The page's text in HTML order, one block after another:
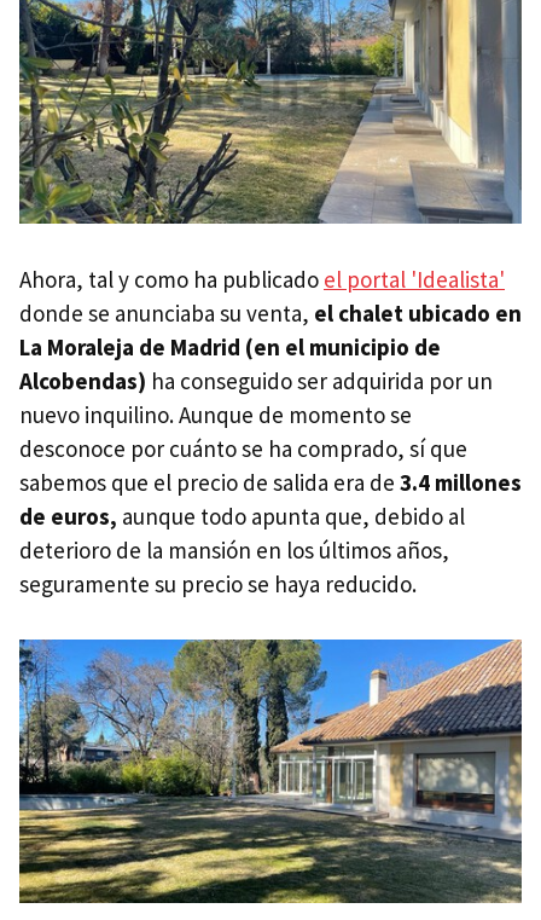
Ahora, tal y como ha publicado el portal 'Idealista'
donde se anunciaba su venta, el chalet ubicado en
La Moraleja de Madrid (en el municipio de
Alcobendas) ha conseguido ser adquirida por un
nuevo inquilino. Aunque de momento se
desconoce por cuánto se ha comprado, sí que
sabemos que el precio de salida era de 3.4 millones
de euros, aunque todo apunta que, debido al
deterioro de la mansión en los últimos años,
seguramente su precio se haya reducido.